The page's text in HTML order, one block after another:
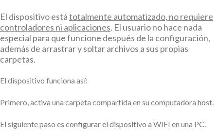
El dispositivo estátotalmente automatizado, no requiere
controladores ni aplicaciones. El usuario no hace nada
especial para que funcione después de la configuración,
además de arrastrar y soltar archivos a sus propias
carpetas.
El dispositivo funciona así:
Primero, activa una carpeta compartida en su computadora host.
El siguiente paso es configurar el dispositivo a WIFI en una PC.